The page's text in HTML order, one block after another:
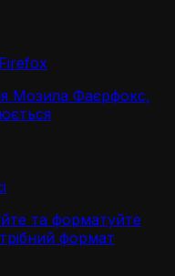
Мозила Фаєрфокс,
та форматуйте
формат